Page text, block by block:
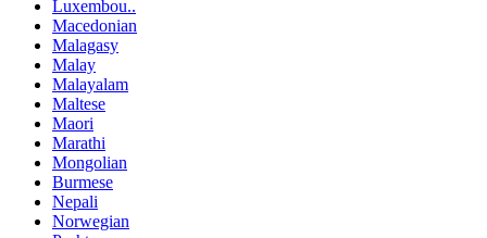
Luxembou..
Macedonian
Malagasy
Malay
Malayalam
Maltese
Maori
Marathi
Mongolian
Burmese
Nepali
Norwegian